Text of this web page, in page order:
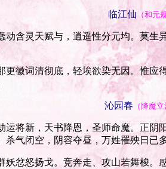
临江仙 （和元
含灵天赋与，逍遥性分元均。莫生
徽词清彻底，轻埃欲染无因。惟应
沁园春 （降魔
将新，天书降恩，圣师命魔。正阴
杀气闭空，阴容夺昼，万姓罹殃日已
忿怒扬戈。竞奔走、攻山若舞梭。